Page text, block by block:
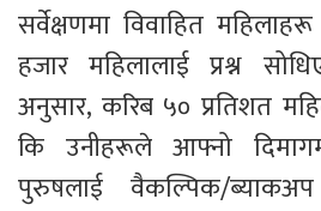
सर्वेक्षणमा विवाहित
हजार महिलालाई प्रश्न
अनुसार, करिब ५० प्रतिशत
कि उनीहरूले आफ्नो
पुरुषलाई वैकल्पिक/